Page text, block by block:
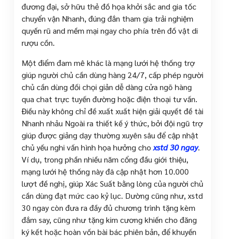
đương đại, sở hữu thẻ đồ họa khởi sắc and gia tốc
chuyển vận Nhanh, đúng đắn tham gia trải nghiệm
quyến rũ and mềm mại ngay cho phía trên đồ vật di
rượu cồn.
Một điểm đam mê khác là mạng lưới hệ thống trợ
giúp người chủ cần dùng hàng 24/7, cấp phép người
chủ cần dùng đối chọi giản dễ dàng cửa ngõ hàng
qua chat trực tuyến đường hoặc điện thoại tư vấn.
Điều này không chỉ đề xuất xuất hiện giải quyết đề tài
Nhanh nhảu Ngoài ra thiết kế ý thức, bởi đội ngũ trợ
giúp được giảng dạy thường xuyên sâu để cập nhật
chủ yếu nghi vấn hình họa hưởng cho xstd 30 ngay.
Ví dụ, trong phần nhiều năm cổng đầu giới thiệu,
mạng lưới hệ thống này đã cập nhật hơn 10.000
lượt đề nghị, giúp Xác Suất bằng lòng của người chủ
cần dùng đạt mức cao kỷ lục. Dường cũng như, xstd
30 ngay còn đưa ra đầy đủ chương trình tặng kèm
đắm say, cũng như tặng kim cương khiến cho đăng
ký kết hoặc hoàn vốn bài bác phiên bản, để khuyến